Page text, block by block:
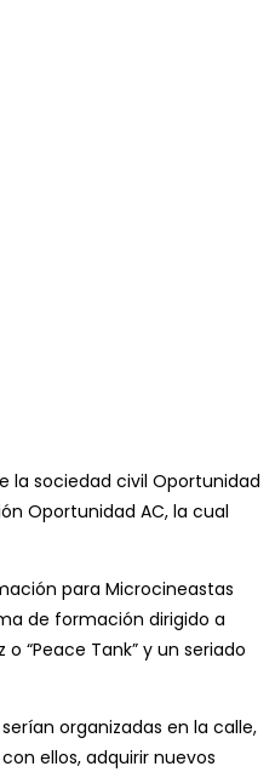
la sociedad civil Oportunidad
Oportunidad AC, la cual
para Microcineastas
de formación dirigido a
“Peace Tank” y un seriado
organizadas en la calle,
ellos, adquirir nuevos